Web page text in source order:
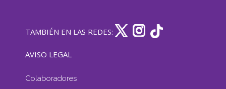
TAMBIÉN EN LAS REDES:
AVISO LEGAL
Colaboradores